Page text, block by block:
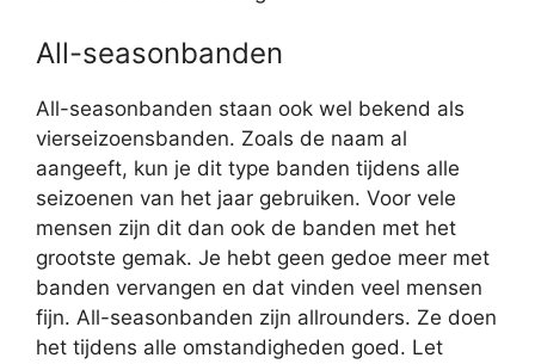
All-seasonbanden
All-seasonbanden staan ook wel bekend als
vierseizoensbanden. Zoals de naam al
aangeeft, kun je dit type banden tijdens alle
seizoenen van het jaar gebruiken. Voor vele
mensen zijn dit dan ook de banden met het
grootste gemak. Je hebt geen gedoe meer met
banden vervangen en dat vinden veel mensen
fijn. All-seasonbanden zijn allrounders. Ze doen
het tijdens alle omstandigheden goed. Let